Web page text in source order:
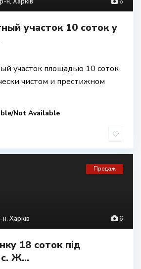
участок 10 соток у
участок площадью 10 соток
чистом и престижном
Not Available
6
н, Харків
Продаж
18 соток під
Ж...